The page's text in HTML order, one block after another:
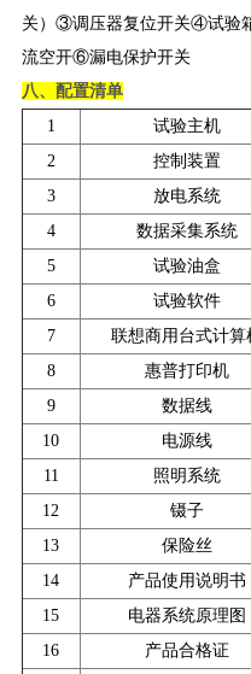
关）③调压器复位开关④试验
流空开⑥漏电保护开关
八、配置清单
1
试验主机
2
控制装置
3
放电系统
4
数据采集系统
5
试验油盒
6
试验软件
7
联想商用台式计算
8
惠普打印机
9
数据线
10
电源线
11
照明系统
12
镊子
13
保险丝
14
产品使用说明书
15
电器系统原理图
16
产品合格证